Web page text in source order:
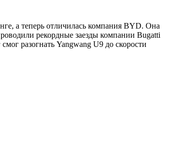
а теперь отличилась компания BYD. Она
рекордные заезды компании Bugatti
разогнать Yangwang U9 до скорости